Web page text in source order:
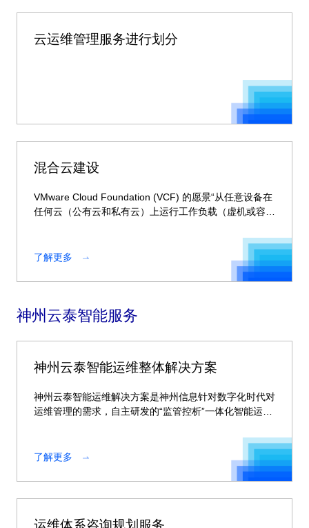
云运维管理服务进行划分
混合云建设
VMware Cloud Foundation (VCF) 的愿景“从任意设备在
任何云（公有云和私有云）上运行工作负载（虚机或容
了解更多
神州云泰智能服务
神州云泰智能运维整体解决方案
神州云泰智能运维解决方案是神州信息针对数字化时代对
运维管理的需求，自主研发的“监管控析”一体化智能运维
了解更多
运维体系咨询规划服务